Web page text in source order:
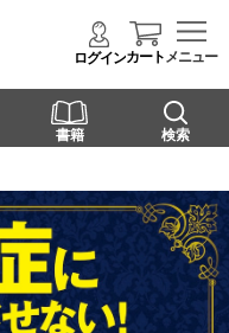
ログインカートメニュー
書籍 検索